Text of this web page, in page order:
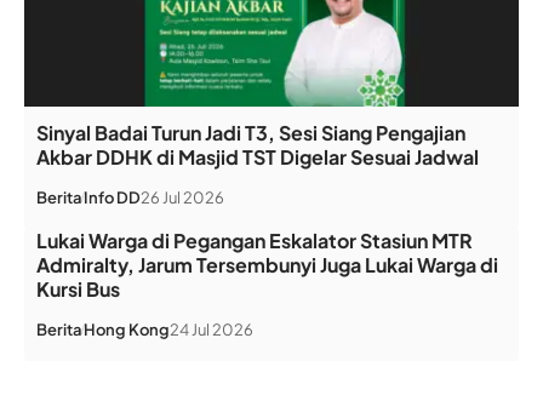
Sinyal Badai Turun Jadi T3, Sesi Siang Pengajian
Akbar DDHK di Masjid TST Digelar Sesuai Jadwal
BeritaInfo DD26 Jul 2026
Lukai Warga di Pegangan Eskalator Stasiun MTR
Admiralty, Jarum Tersembunyi Juga Lukai Warga di
Kursi Bus
BeritaHong Kong24 Jul 2026